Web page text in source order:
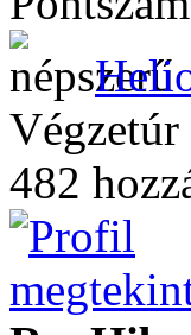
Végzetúr
482